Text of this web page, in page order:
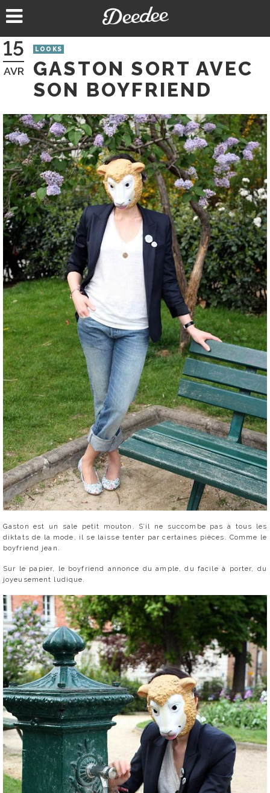
au
15
AVR
LOOKS
GASTON SORT AVEC
SON BOYFRIEND
Gaston est un sale petit mouton. S’il ne succombe pas à tous les
diktats de la mode, il se laisse tenter par certaines pièces. Comme le
boyfriend jean.
Sur le papier, le boyfriend annonce du ample, du facile à porter, du
joyeusement ludique.